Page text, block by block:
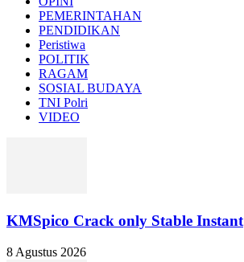
PEMERINTAHAN
PENDIDIKAN
Peristiwa
POLITIK
RAGAM
SOSIAL BUDAYA
TNI Polri
VIDEO
KMSpico Crack only Stable Instant
8 Agustus 2026